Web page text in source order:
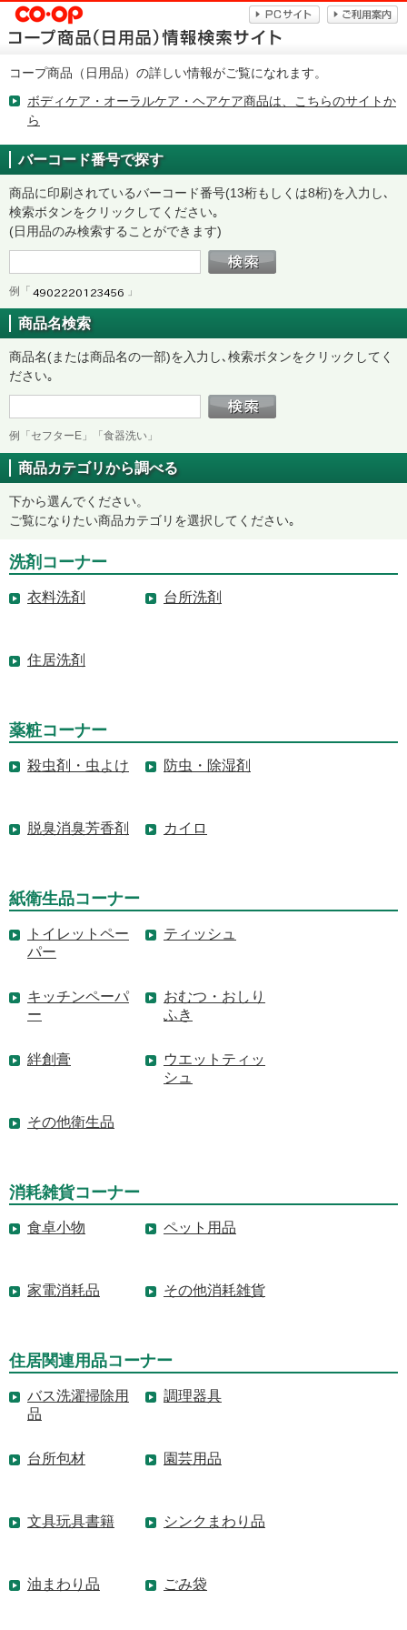
コープ商品（日用品）の詳しい情報がご覧になれます。
ボディケア・オーラルケア・ヘアケア商品は、こちらのサイトか
ら
バーコード番号で探す
商品に印刷されているバーコード番号(13桁もしくは8桁)を入力し､
検索ボタンをクリックしてください｡
(日用品のみ検索することができます)
例「 」
商品名検索
商品名(または商品名の一部)を入力し､検索ボタンをクリックしてく
ださい｡
例「セフターE」「食器洗い」
商品カテゴリから調べる
下から選んでください。
ご覧になりたい商品カテゴリを選択してください｡
洗剤コーナー
衣料洗剤 台所洗剤
住居洗剤
薬粧コーナー
殺虫剤・虫よけ 防虫・除湿剤
脱臭消臭芳香剤 カイロ
紙衛生品コーナー
トイレットペー
パー
ティッシュ
キッチンペーパ
ー
おむつ・おしり
ふき
絆創膏
ウエットティッ
シュ
その他衛生品
消耗雑貨コーナー
食卓小物 ペット用品
家電消耗品 その他消耗雑貨
住居関連用品コーナー
バス洗濯掃除用
品
調理器具
台所包材 園芸用品
文具玩具書籍 シンクまわり品
油まわり品 ごみ袋